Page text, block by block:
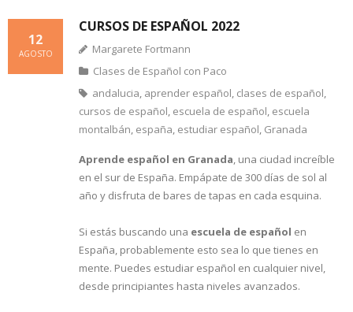
CURSOS DE ESPAÑOL 2022
12
AGOSTO
Margarete Fortmann
Clases de Español con Paco
andalucia, aprender español, clases de español,
cursos de español, escuela de español, escuela
montalbán, españa, estudiar español, Granada
Aprende español en Granada, una ciudad increíble
en el sur de España. Empápate de 300 días de sol al
año y disfruta de bares de tapas en cada esquina.
Si estás buscando una escuela de español en
España, probablemente esto sea lo que tienes en
mente. Puedes estudiar español en cualquier nivel,
desde principiantes hasta niveles avanzados.